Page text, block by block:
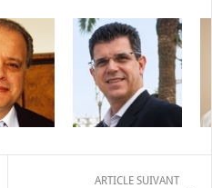
ARTICLE SUIVANT